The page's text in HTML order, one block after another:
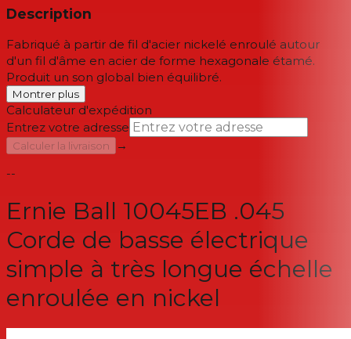
Description
Fabriqué à partir de fil d'acier nickelé enroulé autour
d'un fil d'âme en acier de forme hexagonale étamé.
Produit un son global bien équilibré.
Montrer plus
Calculateur d'expédition
Entrez votre adresse
Calculer la livraison
→
--
Ernie Ball 10045EB .045
Corde de basse électrique
simple à très longue échelle
enroulée en nickel